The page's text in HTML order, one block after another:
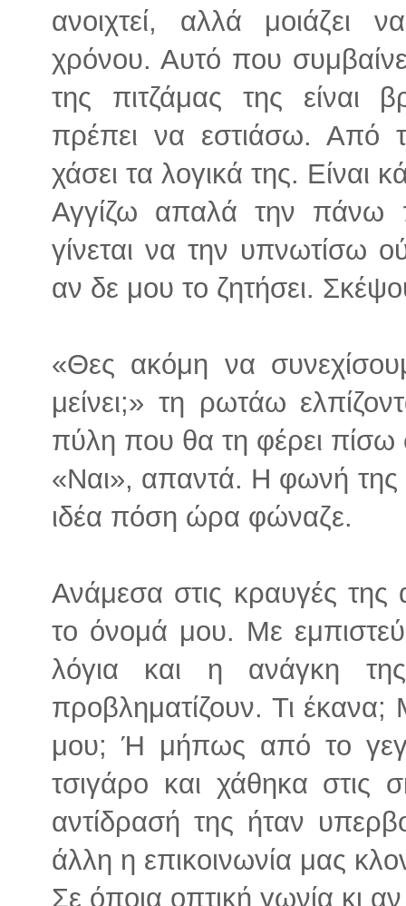
ανοιχτεί, αλλά μοιάζει
χρόνου. Αυτό που
της πιτζάμας της είναι
πρέπει να εστιάσω. Από
χάσει τα λογικά της.
Αγγίζω απαλά την πάνω
γίνεται να την υπνωτίσω
αν δε μου το ζητήσει.
«Θες ακόμη να
μείνει;» τη ρωτάω
πύλη που θα τη φέρει πίσω
«Ναι», απαντά. Η φωνή της
ιδέα πόση ώρα φώναζε.
Ανάμεσα στις κραυγές
το όνομά μου. Με
λόγια και η ανάγκη
προβληματίζουν. Τι
μου; Ή μήπως από το
τσιγάρο και χάθηκα στις
αντίδρασή της ήταν
άλλη η επικοινωνία μας
Σε όποια οπτική γωνία κι